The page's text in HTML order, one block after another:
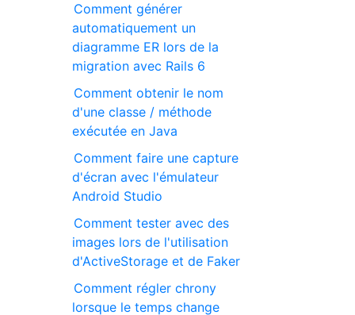
Comment générer
automatiquement un
diagramme ER lors de la
migration avec Rails 6
Comment obtenir le nom
d'une classe / méthode
exécutée en Java
Comment faire une capture
d'écran avec l'émulateur
Android Studio
Comment tester avec des
images lors de l'utilisation
d'ActiveStorage et de Faker
Comment régler chrony
lorsque le temps change